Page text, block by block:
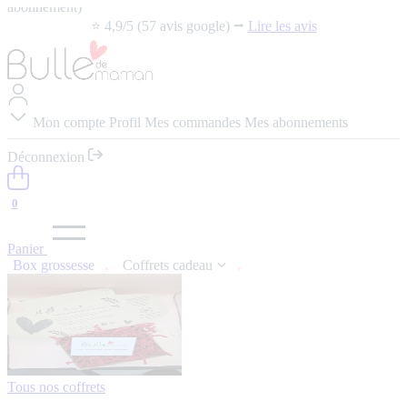
abonnement)
⭐️ 4,9/5 (57 avis google) ⭢ Lire les avis
Mon compte Profil Mes commandes Mes abonnements
Déconnexion
0
Panier
Box grossesse
Coffrets cadeau
Tous nos coffrets